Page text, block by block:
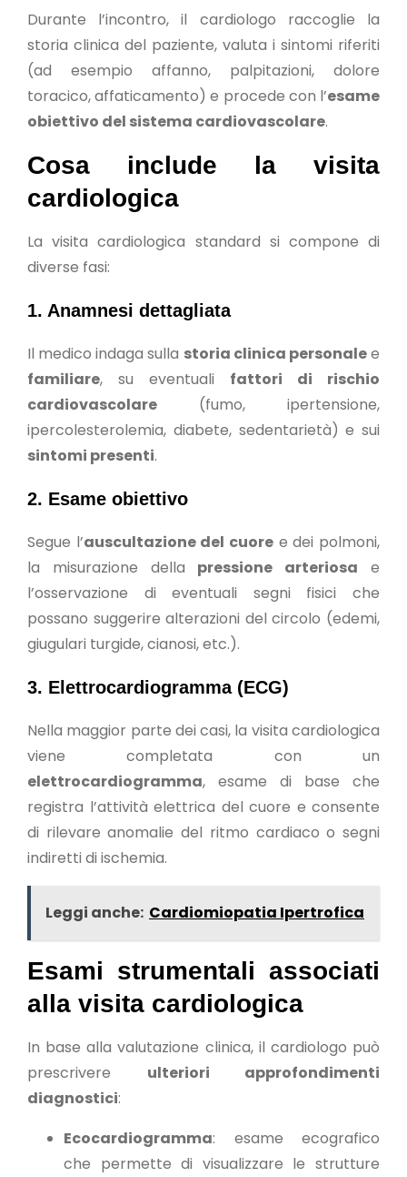
Durante l’incontro, il cardiologo raccoglie la
storia clinica del paziente, valuta i sintomi riferiti
(ad esempio affanno, palpitazioni, dolore
toracico, affaticamento) e procede con l’esame
obiettivo del sistema cardiovascolare.
Cosa include la visita
cardiologica
La visita cardiologica standard si compone di
diverse fasi:
1. Anamnesi dettagliata
Il medico indaga sulla storia clinica personalee
familiare, su eventuali fattori di rischio
cardiovascolare (fumo, ipertensione,
ipercolesterolemia, diabete, sedentarietà) e sui
sintomi presenti.
2. Esame obiettivo
Segue l’auscultazione del cuore e dei polmoni,
la misurazione della pressione arteriosa e
l’osservazione di eventuali segni fisici che
possano suggerire alterazioni del circolo (edemi,
giugulari turgide, cianosi, etc.).
3. Elettrocardiogramma (ECG)
Nella maggior parte dei casi, la visita cardiologica
viene completata con un
elettrocardiogramma, esame di base che
registra l’attività elettrica del cuore e consente
di rilevare anomalie del ritmo cardiaco o segni
indiretti di ischemia.
Leggi anche: Cardiomiopatia Ipertrofica
Esami strumentali associati
alla visita cardiologica
In base alla valutazione clinica, il cardiologo può
prescrivere ulteriori approfondimenti
diagnostici:
Ecocardiogramma: esame ecografico
che permette di visualizzare le strutture